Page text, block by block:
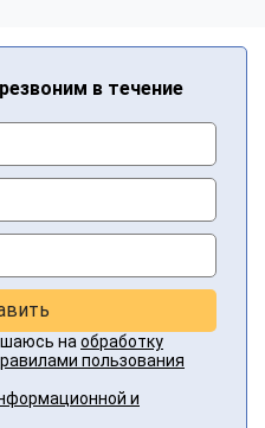
в течение
на обработку
пользования
и